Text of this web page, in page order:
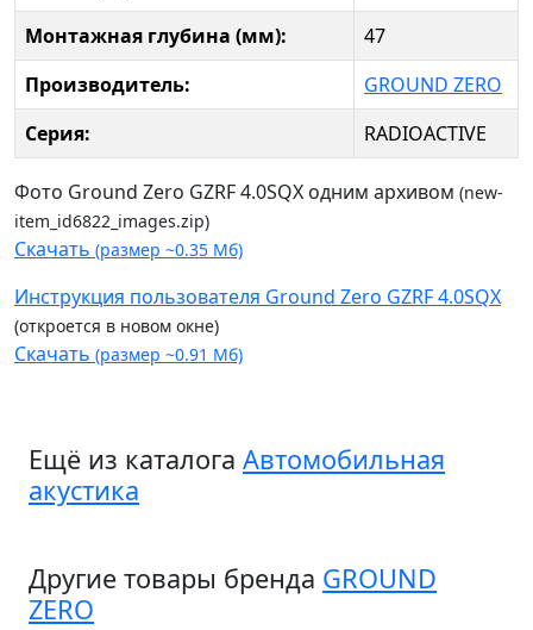
Монтажная глубина (мм):
47
Производитель:
GROUND ZERO
Серия:
RADIOACTIVE
Фото Ground Zero GZRF 4.0SQX одним архивом (new-
item_id6822_images.zip)
Скачать (размер ~0.35 Мб)
Инструкция пользователя Ground Zero GZRF 4.0SQX
(откроется в новом окне)
Скачать (размер ~0.91 Мб)
Ещё из каталога Автомобильная
акустика
Другие товары бренда GROUND
ZERO